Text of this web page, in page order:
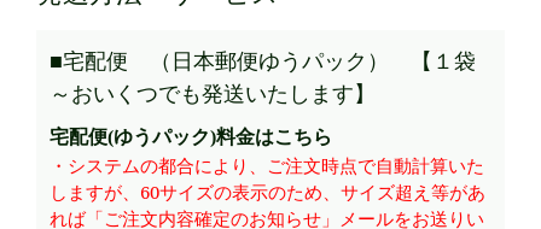
■宅配便 （日本郵便ゆうパック） 【１袋
～おいくつでも発送いたします】
宅配便(ゆうパック)料金はこちら
・システムの都合により、ご注文時点で自動計算いた
しますが、60サイズの表示のため、サイズ超え等があ
れば「ご注文内容確定のお知らせ」メールをお送りい